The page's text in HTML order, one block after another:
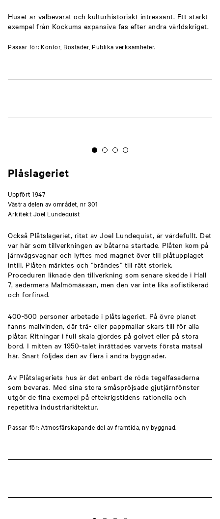
Huset är välbevarat och kulturhistoriskt intressant. Ett starkt
exempel från Kockums expansiva fas efter andra världskriget.
Passar för: Kontor, Bostäder, Publika verksamheter.
Plåslageriet
Uppfört 1947
Västra delen av området, nr 301
Arkitekt Joel Lundequist
Också Plåtslageriet, ritat av Joel Lundequist, är värdefullt. Det
var här som tillverkningen av båtarna startade. Plåten kom på
järnvägsvagnar och lyftes med magnet över till plåtupplaget
intill. Plåten märktes och ”brändes” till rätt storlek.
Proceduren liknade den tillverkning som senare skedde i Hall
7, sedermera Malmömässan, men den var inte lika sofistikerad
och förfinad.
400-500 personer arbetade i plåtslageriet. På övre planet
fanns mallvinden, där trä- eller pappmallar skars till för alla
plåtar. Ritningar i full skala gjordes på golvet eller på stora
bord. I mitten av 1950-talet inrättades varvets första matsal
här. Snart följdes den av flera i andra byggnader.
Av Plåtslageriets hus är det enbart de röda tegelfasaderna
som bevaras. Med sina stora småspröjsade gjutjärnfönster
utgör de fina exempel på eftekrigstidens rationella och
repetitiva industriarkitektur.
Passar för: Atmosfärskapande del av framtida, ny byggnad.